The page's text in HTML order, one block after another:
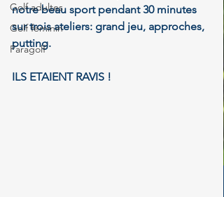
Golf adultes
Golf féminin
Paragolf
notre beau sport pendant 30 minutes
sur trois ateliers: grand jeu, approches,
putting.
ILS ETAIENT RAVIS !